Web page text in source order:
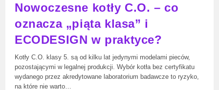
Nowoczesne kotły C.O. – co
oznacza „piąta klasa” i
ECODESIGN w praktyce?
Kotły C.O. klasy 5. są od kilku lat jedynymi modelami pieców,
pozostającymi w legalnej produkcji. Wybór kotła bez certyfikatu
wydanego przez akredytowane laboratorium badawcze to ryzyko,
na które nie warto…